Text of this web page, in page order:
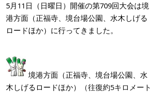
5月11日（日曜日）開催の第709回大会は境
港方面（正福寺、境台場公園、水木しげる
ロードほか）に行ってきました。
境港方面（正福寺、境台場公園、水
木しげるロードほか）
（往復約5キロメート